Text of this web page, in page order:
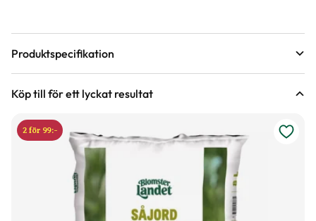
Produktspecifikation
Förväntad sluthöjd 35 - 40 cm
Blomfärg Vit
Grågrön, Ljusgrön
Juli, Augusti, September
Köp till för ett lyckat resultat
2 för 99:-